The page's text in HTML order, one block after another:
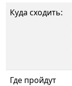
Куда сходить:
Где пройдут